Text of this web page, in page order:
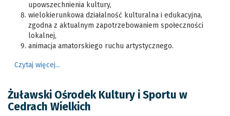
upowszechnienia kultury,
wielokierunkowa działalność kulturalna i edukacyjna,
zgodna z aktualnym zapotrzebowaniem społeczności
lokalnej,
animacja amatorskiego ruchu artystycznego.
Czytaj więcej...
Żuławski Ośrodek Kultury i Sportu w
Cedrach Wielkich